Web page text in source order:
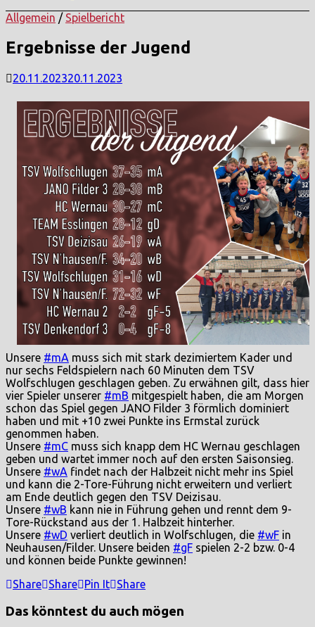
Allgemein / Spielbericht
Ergebnisse der Jugend
20.11.202320.11.2023
Unsere #mA muss sich mit stark dezimiertem Kader und
nur sechs Feldspielern nach 60 Minuten dem TSV
Wolfschlugen geschlagen geben. Zu erwähnen gilt, dass hier
vier Spieler unserer #mB mitgespielt haben, die am Morgen
schon das Spiel gegen JANO Filder 3 förmlich dominiert
haben und mit +10 zwei Punkte ins Ermstal zurück
genommen haben.
Unsere #mC muss sich knapp dem HC Wernau geschlagen
geben und wartet immer noch auf den ersten Saisonsieg.
Unsere #wA findet nach der Halbzeit nicht mehr ins Spiel
und kann die 2-Tore-Führung nicht erweitern und verliert
am Ende deutlich gegen den TSV Deizisau.
Unsere #wB kann nie in Führung gehen und rennt dem 9-
Tore-Rückstand aus der 1. Halbzeit hinterher.
Unsere #wD verliert deutlich in Wolfschlugen, die #wF in
Neuhausen/Filder. Unsere beiden #gF spielen 2-2 bzw. 0-4
und können beide Punkte gewinnen!
Share
Share Pin It Share
Das könntest du auch mögen